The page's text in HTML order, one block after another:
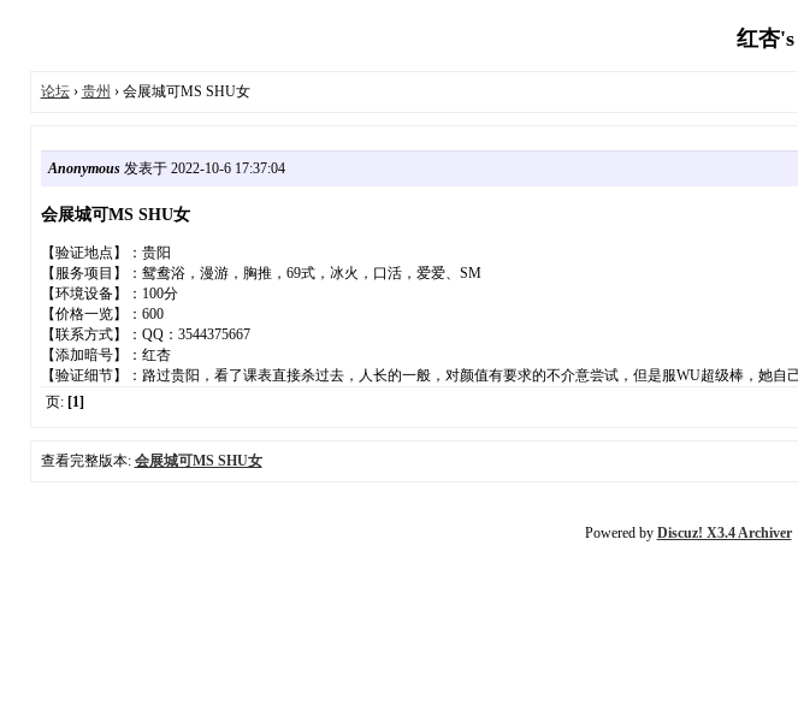
红杏
论坛› 贵州 › 会展城可MS SHU女
Anonymous发表于 2022-10-6 17:37:04
会展城可MS SHU女
【验证地点】：贵阳
【服务项目】：鸳鸯浴，漫游，胸推，69式，冰火，口活，爱爱、SM
【环境设备】：100分
【价格一览】：600
【联系方式】：QQ：3544375667
【添加暗号】：红杏
【验证细节】：路过贵阳，看了课表直接杀过去，人长的一般，对颜值有要求的不介意尝试，但是服WU超级棒，她自
页: [1]
查看完整版本: 会展城可MS SHU女
Powered by Discuz! X3.4 Archiver